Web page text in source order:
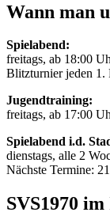
Wann man
Spielabend:
freitags, ab 18:00
Blitzturnier jeden 1.
Jugendtraining:
freitags, ab 17:00
Spielabend i.d.
dienstags, alle 2
Nächste Termine:
SVS1970